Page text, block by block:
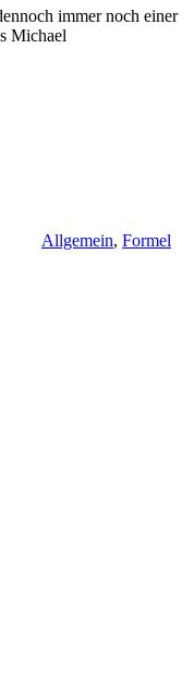
immer noch einer
Michael
Allgemein, Formel